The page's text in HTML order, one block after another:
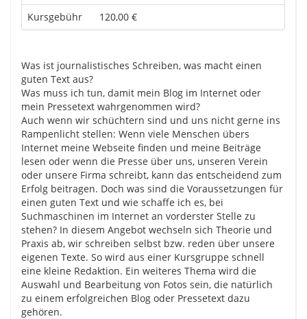
Kursgebühr
120,00 €
Was ist journalistisches Schreiben, was macht einen
guten Text aus?
Was muss ich tun, damit mein Blog im Internet oder
mein Pressetext wahrgenommen wird?
Auch wenn wir schüchtern sind und uns nicht gerne ins
Rampenlicht stellen: Wenn viele Menschen übers
Internet meine Webseite finden und meine Beiträge
lesen oder wenn die Presse über uns, unseren Verein
oder unsere Firma schreibt, kann das entscheidend zum
Erfolg beitragen. Doch was sind die Voraussetzungen für
einen guten Text und wie schaffe ich es, bei
Suchmaschinen im Internet an vorderster Stelle zu
stehen? In diesem Angebot wechseln sich Theorie und
Praxis ab, wir schreiben selbst bzw. reden über unsere
eigenen Texte. So wird aus einer Kursgruppe schnell
eine kleine Redaktion. Ein weiteres Thema wird die
Auswahl und Bearbeitung von Fotos sein, die natürlich
zu einem erfolgreichen Blog oder Pressetext dazu
gehören.